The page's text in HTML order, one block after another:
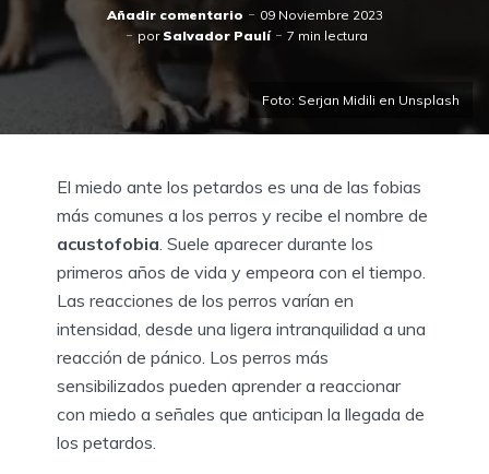
Foto: Serjan Midili en Unsplash
Añadir comentario
09 Noviembre 2023
por Salvador Paulí 7 min lectura
El miedo ante los petardos es una de las fobias
más comunes a los perros y recibe el nombre de
acustofobia. Suele aparecer durante los
primeros años de vida y empeora con el tiempo.
Las reacciones de los perros varían en
intensidad, desde una ligera intranquilidad a una
reacción de pánico. Los perros más
sensibilizados pueden aprender a reaccionar
con miedo a señales que anticipan la llegada de
los petardos.